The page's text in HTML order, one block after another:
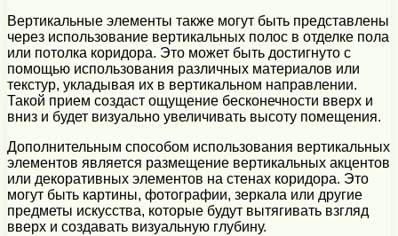
Вертикальные элементы также могут быть представлены
через использование вертикальных полос в отделке пола
или потолка коридора. Это может быть достигнуто с
помощью использования различных материалов или
текстур, укладывая их в вертикальном направлении.
Такой прием создаст ощущение бесконечности вверх и
вниз и будет визуально увеличивать высоту помещения.
Дополнительным способом использования вертикальных
элементов является размещение вертикальных акцентов
или декоративных элементов на стенах коридора. Это
могут быть картины, фотографии, зеркала или другие
предметы искусства, которые будут вытягивать взгляд
вверх и создавать визуальную глубину.